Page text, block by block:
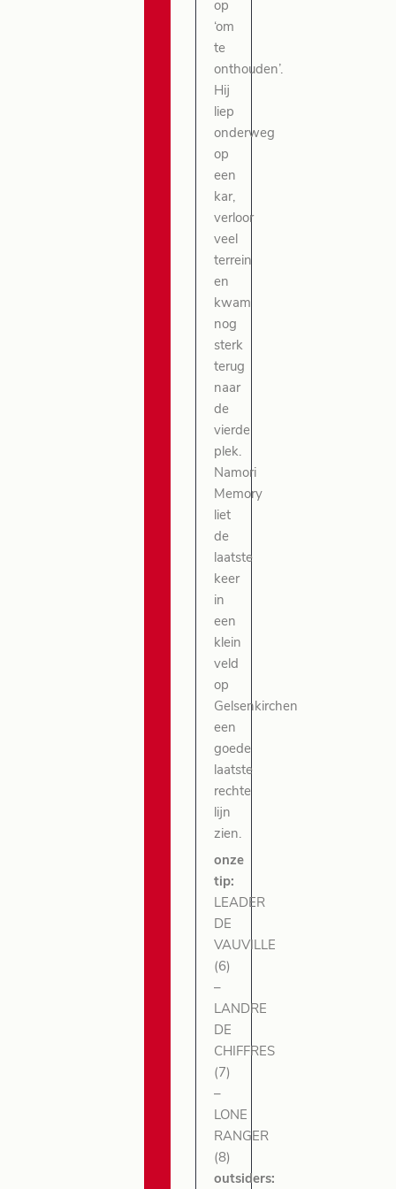
op
‘om
te
onthouden’.
Hij
liep
onderweg
op
een
kar,
verloor
veel
terrein
en
kwam
nog
sterk
terug
naar
de
vierde
plek.
Namori
Memory
liet
de
laatste
keer
in
een
klein
veld
op
Gelsenkirchen
een
goede
laatste
rechte
lijn
zien.
onze
tip:
LEADER
DE
VAUVILLE
(6)
–
LANDRE
DE
CHIFFRES
(7)
–
LONE
RANGER
(8)
outsiders: